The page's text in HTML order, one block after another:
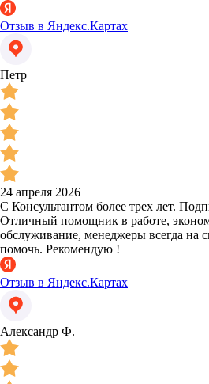
Отзыв в Яндекс.Картах
Петр
24 апреля 2026
С Консультантом более трех лет.
Отличный помощник в работе,
обслуживание, менеджеры всегда на
помочь. Рекомендую !
Отзыв в Яндекс.Картах
Александр Ф.